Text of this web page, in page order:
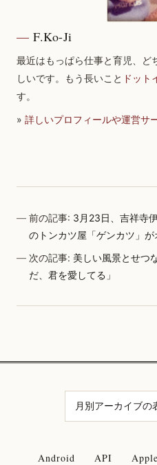
F.Ko-Ji
最近はもっぱら仕事と育児、ど
しいです。もう長いこと ドット
す。
» 詳しいプロフィールや運営サ
前の記事: 3月23日、吉祥寺
のトンカツ屋「ゲンカツ」が
次の記事: 美しい風景とせつ
だ、君を愛してる」
Android API Apple